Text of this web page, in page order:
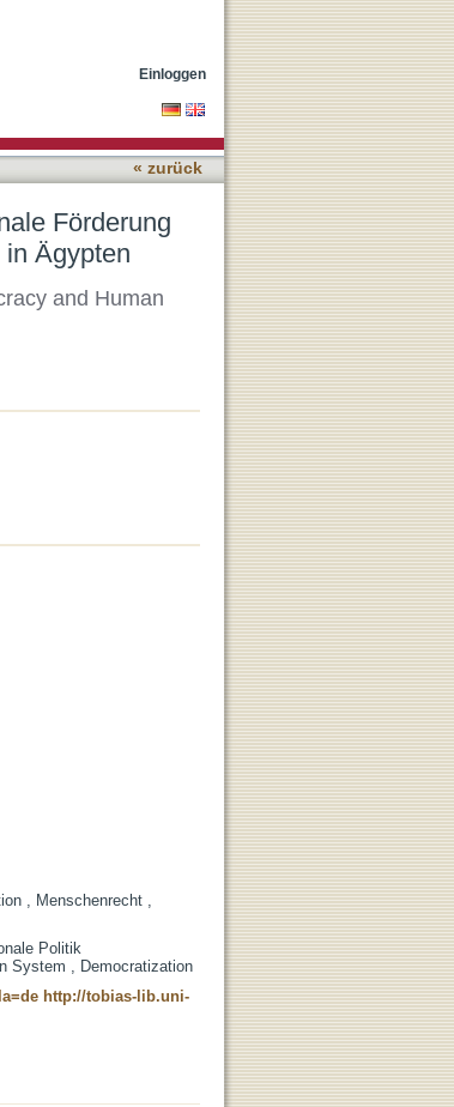
Einloggen
« zurück
Förderung
Ägypten
and Human
, Menschenrecht ,
Politik
System , Democratization
http://tobias-lib.uni-